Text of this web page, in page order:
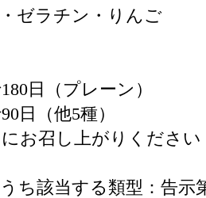
ゼラチン・りんご
日（プレーン）
日（他5種）
お召し上がりください
ち該当する類型：告示